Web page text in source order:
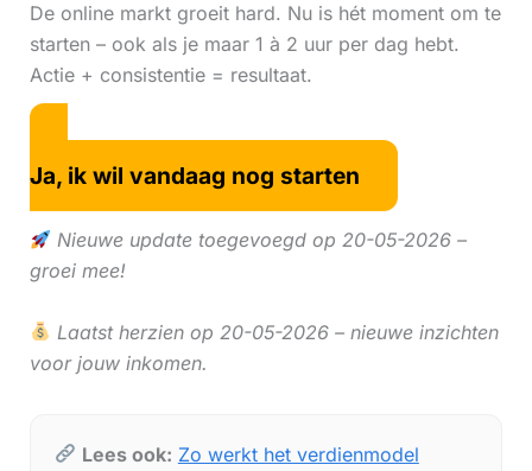
De online markt groeit hard. Nu is hét moment om te
starten – ook als je maar 1 à 2 uur per dag hebt.
Actie + consistentie = resultaat.
Ja, ik wil vandaag nog starten
Nieuwe update toegevoegd op 20-05-2026 –
groei mee!
Laatst herzien op 20-05-2026 – nieuwe inzichten
voor jouw inkomen.
Lees ook: Zo werkt het verdienmodel